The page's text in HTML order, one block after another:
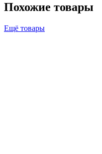
Похожие товары
Ещё товары